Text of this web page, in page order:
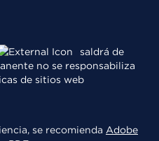
saldrá de
no se responsabiliza
de sitios web
se recomienda Adobe